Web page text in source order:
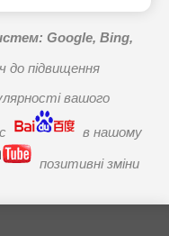
Google, Bing,
до підвищення
вашого
в нашому
позитивні зміни